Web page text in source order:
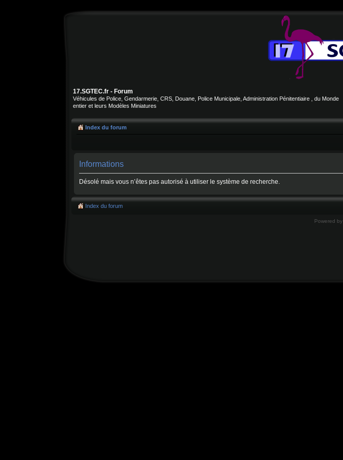
17.SGTEC.fr - Forum
Véhicules de Police, Gendarmerie, CRS, Douane, Police Municipale, Administration Pénitentiaire , du Monde
entier et leurs Modèles Miniatures
Index du forum
Informations
Désolé mais vous n’êtes pas autorisé à utiliser le système de recherche.
Index du forum
Powered by